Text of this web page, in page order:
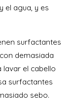
el agua, y es
surfactantes
demasiada
lavar el cabello
surfactantes
sebo.